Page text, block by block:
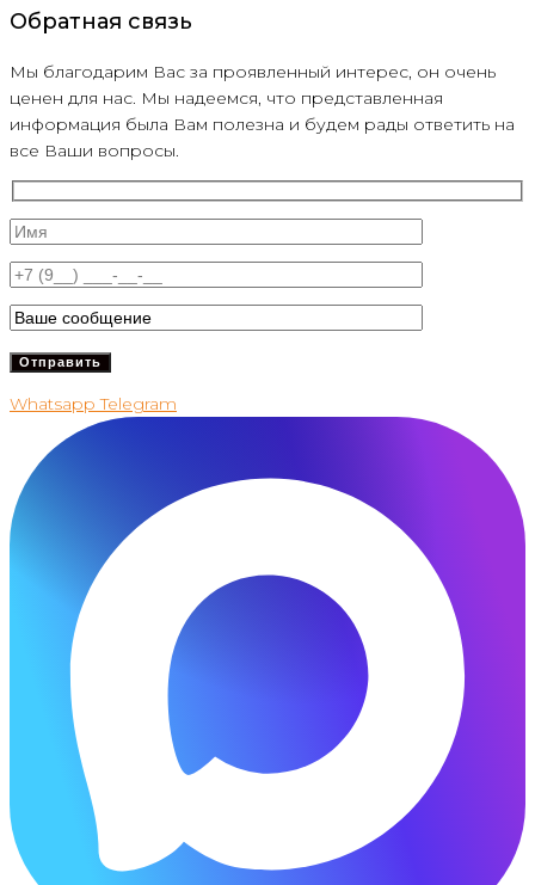
Обратная связь
Мы благодарим Вас за проявленный интерес, он очень
ценен для нас. Мы надеемся, что представленная
информация была Вам полезна и будем рады ответить на
все Ваши вопросы.
Whatsapp Telegram